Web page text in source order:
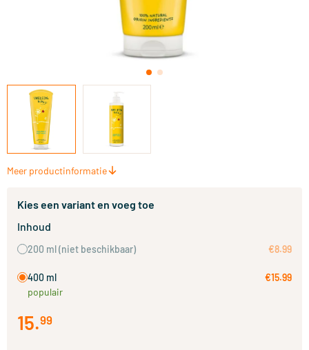
Meer productinformatie
Kies een variant en voeg toe
Inhoud
200 ml(niet beschikbaar) €8.99
400 ml
populair
€15.99
15.99